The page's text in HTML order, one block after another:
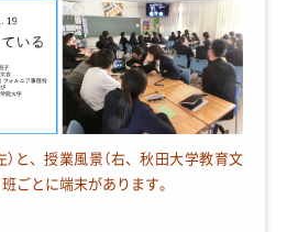
と、授業風景（右、秋田大学教育文
ごとに端末があります。